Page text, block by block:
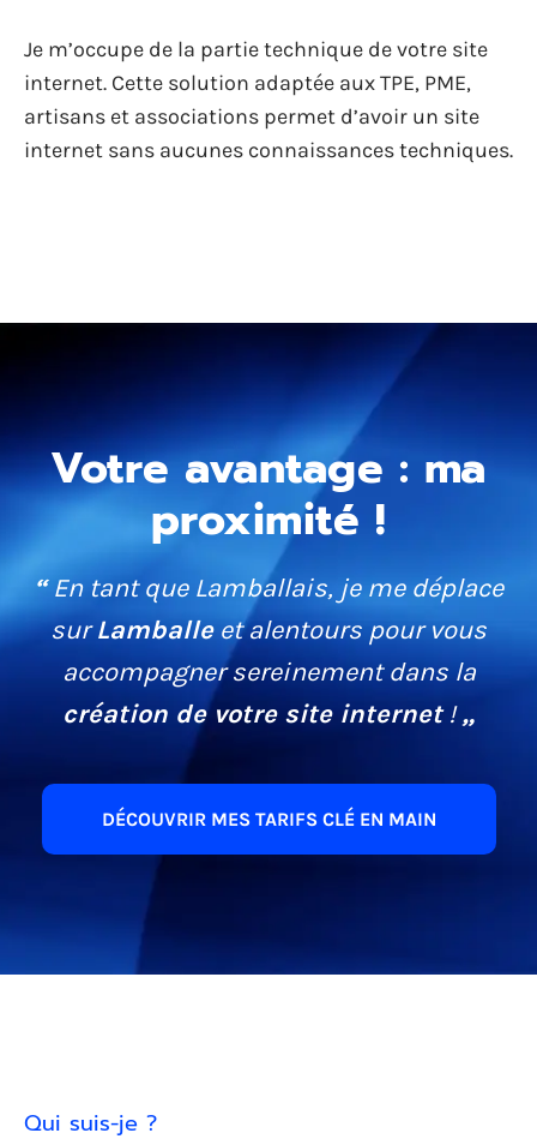
Je m’occupe de la partie technique de votre site
internet. Cette solution adaptée aux TPE, PME,
artisans et associations permet d’avoir un site
internet sans aucunes connaissances techniques.
Votre avantage : ma
proximité !
“En tant que Lamballais, je me déplace
surLamballeet alentours pour vous
accompagner sereinement dans la
création de votre site internet!„
DÉCOUVRIR MES TARIFS CLÉ EN MAIN
Qui suis-je ?